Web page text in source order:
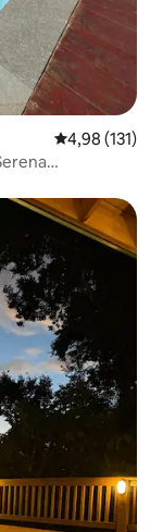
Średnia
4,98 (131)